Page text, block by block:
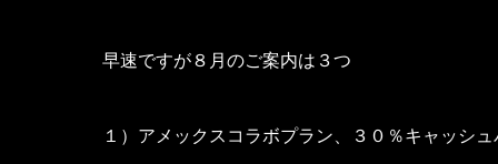
早速ですが８月のご案内は３つ
１）アメックスコラボプラン、３０％キャッシ